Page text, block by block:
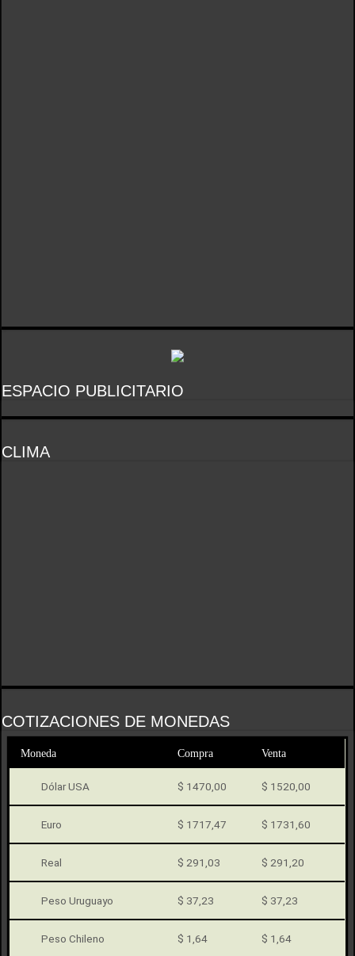
ESPACIO PUBLICITARIO
CLIMA
COTIZACIONES DE MONEDAS
Moneda Compra Venta
Dólar USA $ 1470,00 $ 1520,00
Euro $ 1717,47 $ 1731,60
Real $ 291,03 $ 291,20
Peso Uruguayo $ 37,23 $ 37,23
Peso Chileno $ 1,64 $ 1,64